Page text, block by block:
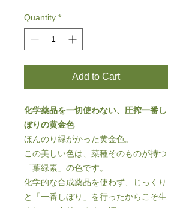
Quantity *
Add to Cart
化学薬品を一切使わない、圧搾一番し
ぼりの黄金色
ほんのり緑がかった黄金色。
この美しい色は、菜種そのものが持つ
「葉緑素」の色です。
化学的な合成薬品を使わず、じっくり
と「一番しぼり」を行ったからこそ生